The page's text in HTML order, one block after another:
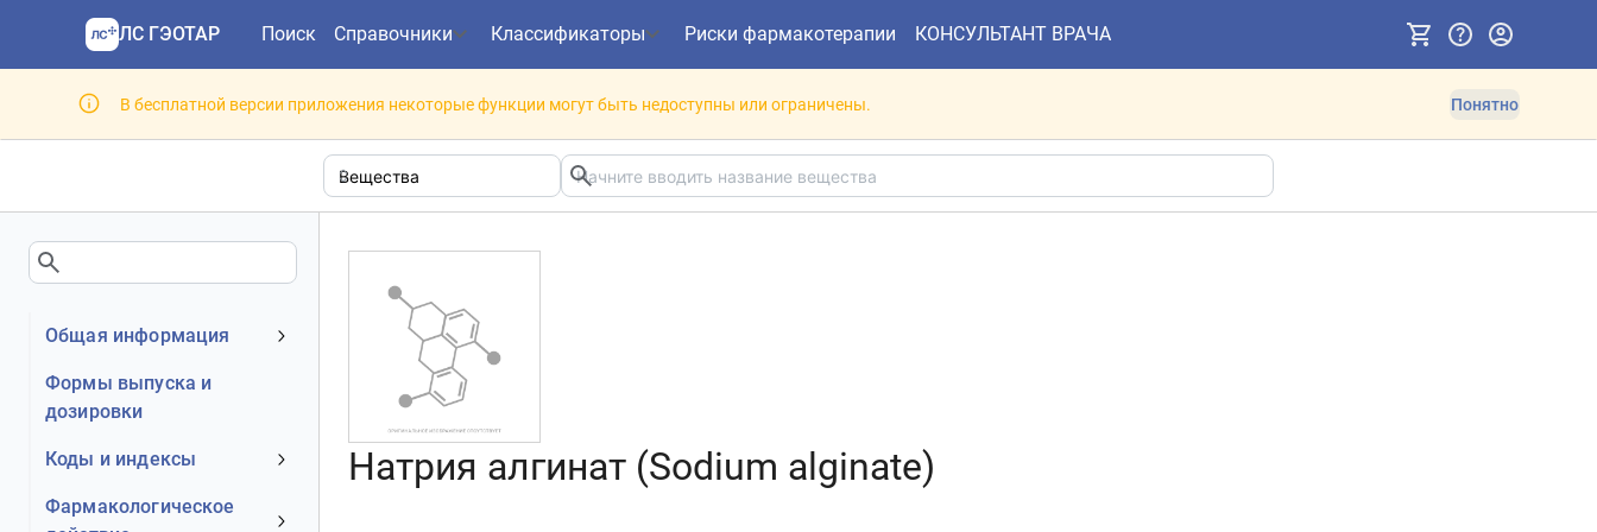
ЛС ГЭОТАР Поиск Справочники Классификаторы Риски фармакотерапии КОНСУЛЬТАНТ ВРАЧА
В бесплатной версии приложения некоторые функции могут быть недоступны или ограничены. Понятно
Общая информация
Клинико-фармакологическая
группа
Формы выпуска и
дозировки
Коды и индексы
АТХ код
Фармакологическое
Натрия алгинат (Sodium alginate)